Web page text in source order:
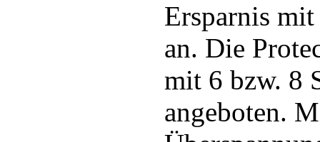
Ersparnis
an. Die
mit 6 bzw. 8
angeboten.